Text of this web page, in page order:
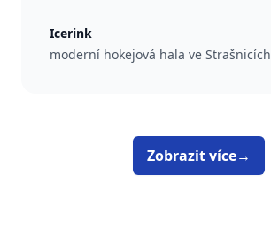
Icerink
moderní hokejová hala ve Strašnicích
Zobrazit více→